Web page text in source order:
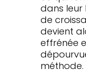
dans leur
de
devient
effrénée
méthode.